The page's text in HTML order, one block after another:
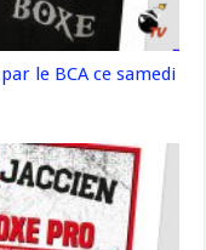
le BCA ce samedi